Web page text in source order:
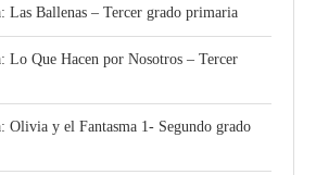
Las Ballenas – Tercer grado primaria
Lo Que Hacen por Nosotros – Tercer
Olivia y el Fantasma 1- Segundo grado